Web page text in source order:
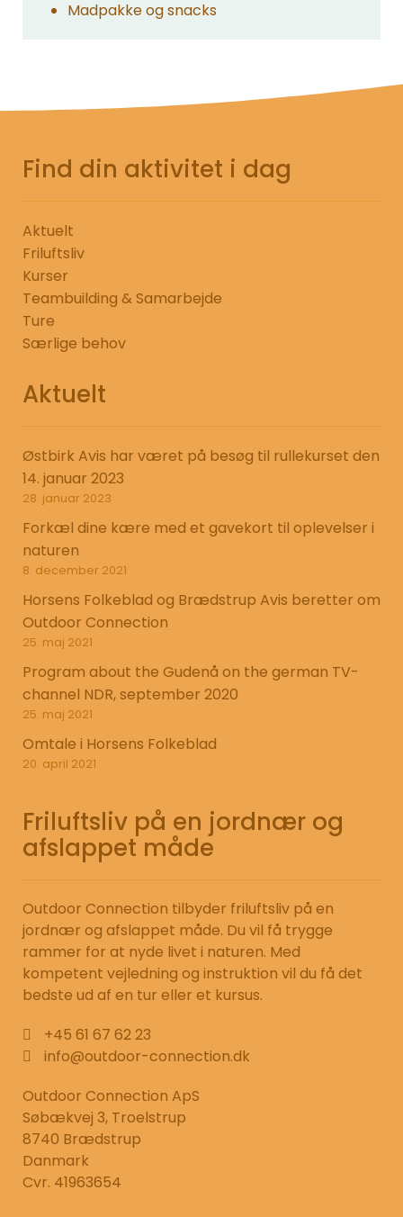
Madpakke og snacks
Find din aktivitet i dag
Aktuelt
Friluftsliv
Kurser
Teambuilding & Samarbejde
Ture
Særlige behov
Aktuelt
Østbirk Avis har været på besøg til rullekurset den
14. januar 2023
28. januar 2023
Forkæl dine kære med et gavekort til oplevelser i
naturen
8. december 2021
Horsens Folkeblad og Brædstrup Avis beretter om
Outdoor Connection
25. maj 2021
Program about the Gudenå on the german TV-
channel NDR, september 2020
25. maj 2021
Omtale i Horsens Folkeblad
20. april 2021
Friluftsliv på en jordnær og
afslappet måde
Outdoor Connection tilbyder friluftsliv på en
jordnær og afslappet måde. Du vil få trygge
rammer for at nyde livet i naturen. Med
kompetent vejledning og instruktion vil du få det
bedste ud af en tur eller et kursus.
+45 61 67 62 23
info@outdoor-connection.dk
Outdoor Connection ApS
Søbækvej 3, Troelstrup
8740 Brædstrup
Danmark
Cvr. 41963654